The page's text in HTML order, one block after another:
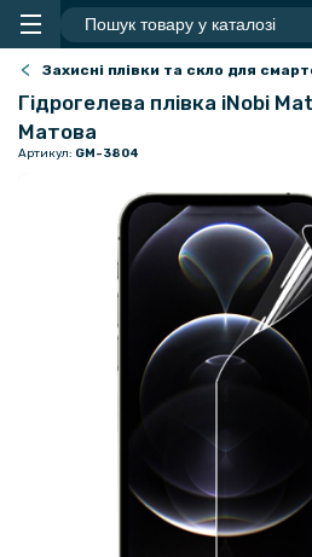
Захисні плівки та скло для
Гідрогелева плівка iNobi
Матова
Артикул: GM-3804